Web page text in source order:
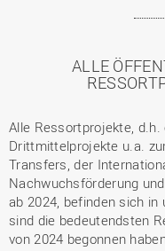
ALLE
Alle Ressortprojekte,
Drittmittelprojekte u.a.
Transfers, der
Nachwuchsförderung
ab 2024, befinden sich
sind die bedeutendsten
von 2024 begonnen